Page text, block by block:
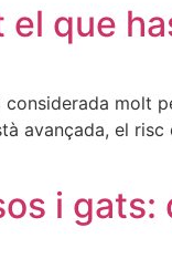
que
considerada
avançada, el
i